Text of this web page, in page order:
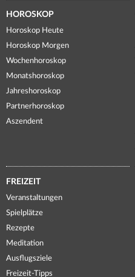
HOROSKOP
Horoskop Heute
Horoskop Morgen
Wochenhoroskop
Monatshoroskop
Jahreshoroskop
Partnerhoroskop
Aszendent
FREIZEIT
Veranstaltungen
Spielplätze
Rezepte
Meditation
Ausflugsziele
Freizeit-Tipps